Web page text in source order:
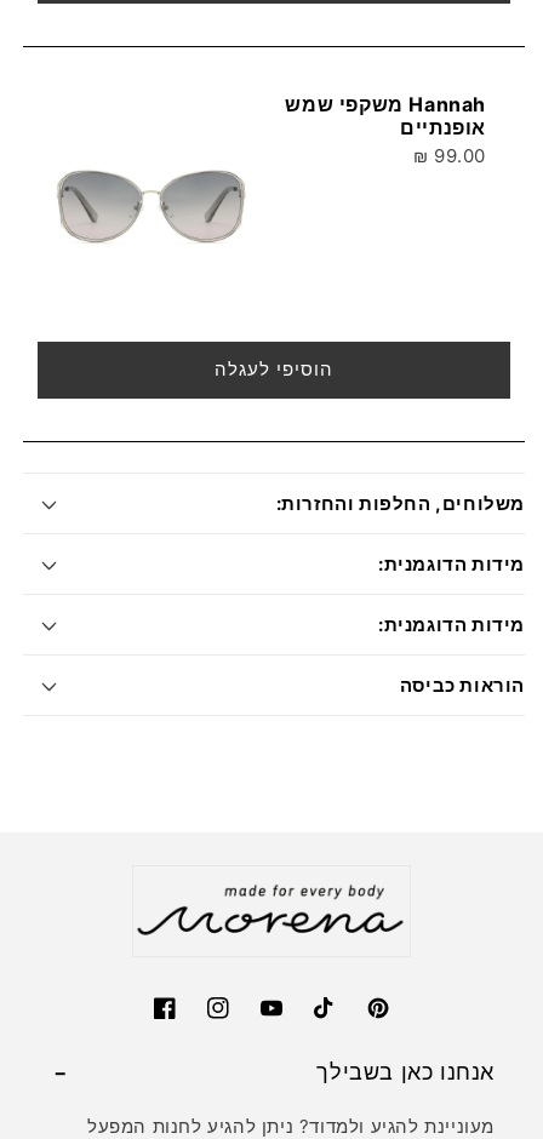
99.00 ₪
Hannah משקפי שמש
אופנתיים
הוסיפי לעגלה
משלוחים, החלפות והחזרות:
מידות הדוגמנית:
מידות הדוגמנית:
הוראות כביסה
FacebookInstagramYouTubeTikTokPinterest
אנחנו כאן בשבילך
מעוניינת להגיע ולמדוד? ניתן להגיע לחנות המפעל